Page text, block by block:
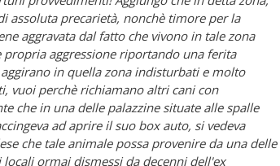
assoluta precarietà, nonchè timore per la
aggravata dal fatto che vivono in tale zona
aggressione riportando una ferita
in quella zona indisturbati e molto
vuoi perchè richiamano altri cani con
che in una delle palazzine situate alle spalle
ad aprire il suo box auto, si vedeva
che tale animale possa provenire da una delle
ormai dismessi da decenni dell'ex